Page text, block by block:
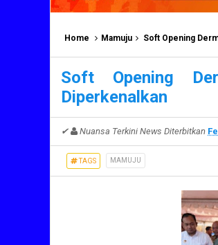
Home Mamuju Soft Opening
Soft Opening
Diperkenalkan
✔ Nuansa Terkini News Diterbitkan
TAGS MAMUJU